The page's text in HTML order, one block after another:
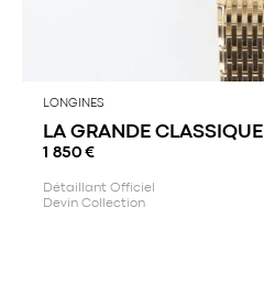
LONGINES
LA GRANDE CLASSIQUE
1 850 €
Détaillant Officiel
Devin Collection